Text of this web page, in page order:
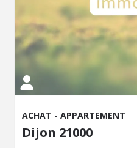
ACHAT - APPARTEMENT
Dijon 21000